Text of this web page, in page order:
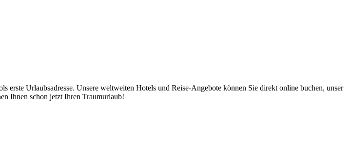
Urlaubsadresse. Unsere weltweiten Hotels und Reise-Angebote können Sie direkt online buchen, unser
Ihnen schon jetzt Ihren Traumurlaub!